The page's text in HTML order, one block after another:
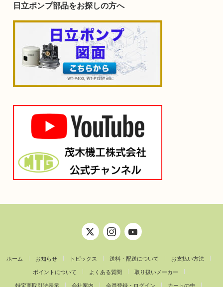
日立ポンプ部品をお探しの方へ
ホーム お知らせ トピックス 送料・配送について お支払い方法
ポイントについて よくある質問 取り扱いメーカー
特定商取引法表示 会社案内 会員登録・ログイン カートの中